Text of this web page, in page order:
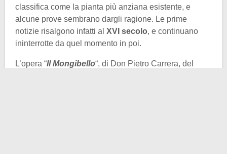
classifica come la pianta più anziana esistente, e
alcune prove sembrano dargli ragione. Le prime
notizie risalgono infatti al XVI secolo, e continuano
ininterrotte da quel momento in poi.
L’opera “Il Mongibello“, di Don Pietro Carrera, del